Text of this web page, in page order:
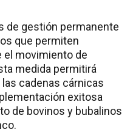
de gestión permanente
que permiten
el movimiento de
medida permitirá
cadenas cárnicas
exitosa
de bovinos y bubalinos